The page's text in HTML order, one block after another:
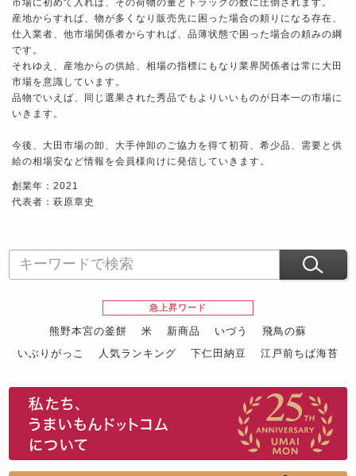
産地からすれば、物が多くなり販売先に困った場合の頼りになる存在、
仕入業者、他市場関係者からすれば、品薄状態で困った場合の頼みの綱
です。
それゆえ、産地からの供給、相場の指標にもなり業界関係者は常に大田
市場を意識しています。
品物でいえば、同じ選果された秀品でもよりいいものが日本一の市場に
いきます。
今後、大田市場の卸、大手仲卸のご協力を得て初荷、希少品、需要と供
給の相場安など情報を会員様向けに発信していきます。
創業年：2021
代表者：萩原章史
急上昇ワード
熊野本宮の釜餅 米 新商品 いづう
飛鳥の蘇
いぶりがっこ
人気ランキング 下仁田納豆
江戸前ちば海苔